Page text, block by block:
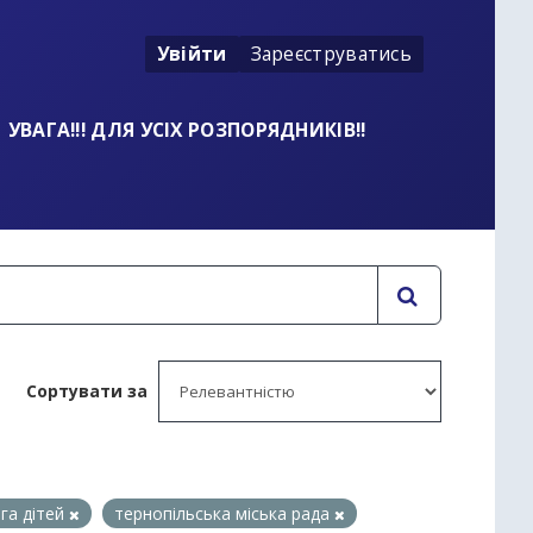
Увійти Зареєструватись
УВАГА!!! ДЛЯ УСІХ РОЗПОРЯДНИКІВ!!
Сортувати за
дітей тернопільська міська рада